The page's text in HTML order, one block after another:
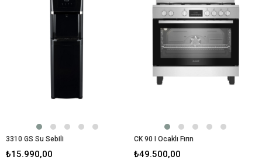
3310 GS Su Sebili
₺15.990,00
CK 90 I Ocaklı Fırın
₺49.500,00